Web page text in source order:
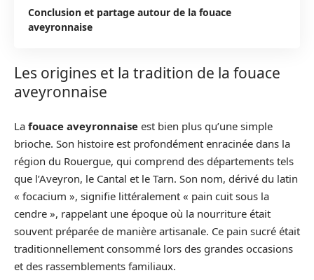
Conclusion et partage autour de la fouace
aveyronnaise
Les origines et la tradition de la fouace
aveyronnaise
La fouace aveyronnaise est bien plus qu’une simple
brioche. Son histoire est profondément enracinée dans la
région du Rouergue, qui comprend des départements tels
que l’Aveyron, le Cantal et le Tarn. Son nom, dérivé du latin
« focacium », signifie littéralement « pain cuit sous la
cendre », rappelant une époque où la nourriture était
souvent préparée de manière artisanale. Ce pain sucré était
traditionnellement consommé lors des grandes occasions
et des rassemblements familiaux.